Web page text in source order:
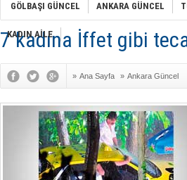
GÖLBAŞI GÜNCEL ANKARA GÜNCEL
KADIN AİLE
7 kadına İffet gibi
» Ana Sayfa » Ankara Güncel